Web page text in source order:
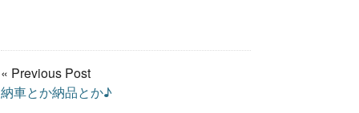
« Previous Post
納車とか納品とか♪